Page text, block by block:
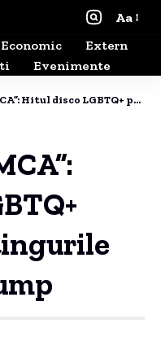
Aa
Economic
Extern
Evenimente
LGBTQ+ preluat în mitingurile lui Donald Trump